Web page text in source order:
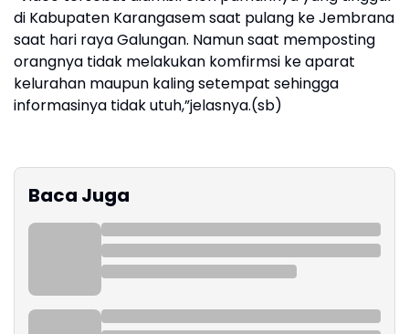
di Kabupaten Karangasem saat pulang ke Jembrana
saat hari raya Galungan. Namun saat memposting
orangnya tidak melakukan komfirmsi ke aparat
kelurahan maupun kaling setempat sehingga
informasinya tidak utuh,”jelasnya.(sb)
Baca Juga